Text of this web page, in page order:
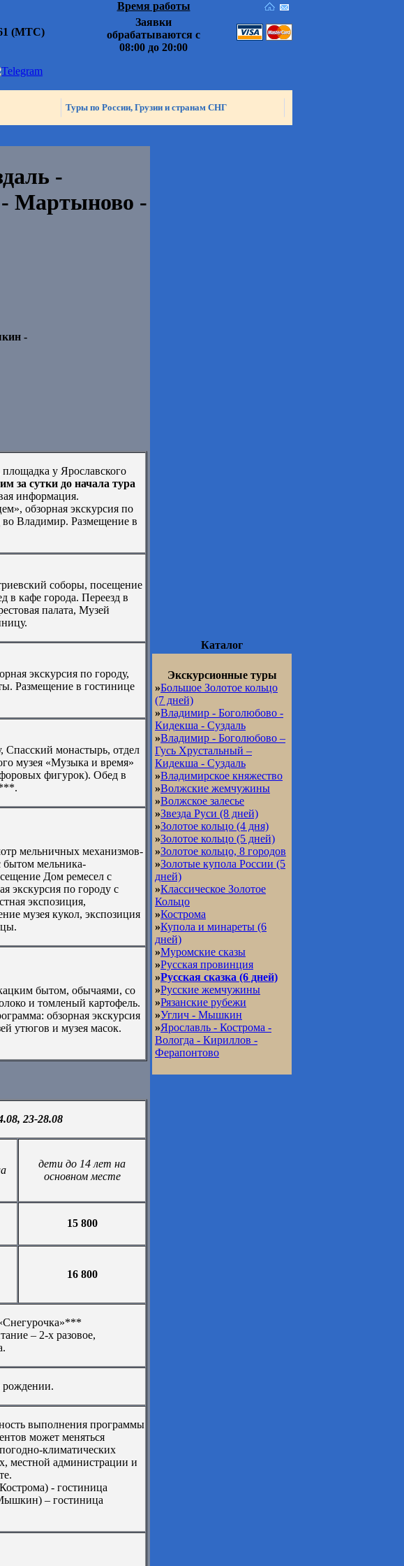
61 (МТС)
Время работы
Заявки
обрабатываются с
08:00 до 20:00
Туры по России, Грузии и странам СНГ
-
Мартыново -
-
у Ярославского
за сутки до начала тура
информация.
обзорная экскурсия по
Владимир. Размещение в
соборы, посещение
в кафе города. Переезд в
палата, Музей
экскурсия по городу,
Размещение в гостинице
Спасский монастырь, отдел
музея «Музыка и время»
фигурок). Обед в
мельничных механизмов-
бытом мельника-
Дом ремесел с
экскурсия по городу с
экспозиция,
музея кукол, экспозиция
бытом, обычаями, со
и томленый картофель.
обзорная экскурсия
утюгов и музея масок.
23-28.08
дети до 14 лет на
основном месте
15 800
16 800
– 2-х разовое,
рождении.
выполнения программы
может меняться
климатических
местной администрации и
- гостиница
– гостиница
Каталог
Экскурсионные туры
»Большое Золотое кольцо
(7 дней)
»Владимир - Боголюбово -
Кидекша - Суздаль
»Владимир - Боголюбово –
Гусь Хрустальный –
Кидекша - Суздаль
»Владимирское княжество
»Волжские жемчужины
»Волжское залесье
»Звезда Руси (8 дней)
»Золотое кольцо (4 дня)
»Золотое кольцо (5 дней)
»Золотое кольцо, 8 городов
»Золотые купола России (5
дней)
»Классическое Золотое
Кольцо
»Кострома
»Купола и минареты (6
дней)
»Муромские сказы
»Русская провинция
»Русская сказка (6 дней)
»Русские жемчужины
»Рязанские рубежи
»Углич - Мышкин
»Ярославль - Кострома -
Вологда - Кириллов -
Ферапонтово